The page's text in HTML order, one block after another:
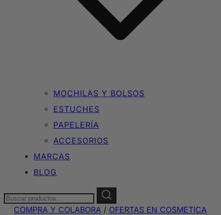
MOCHILAS Y BOLSOS
ESTUCHES
PAPELERÍA
ACCESORIOS
MARCAS
BLOG
Buscar:
COMPRA Y COLABORA / OFERTAS EN COSMETICA